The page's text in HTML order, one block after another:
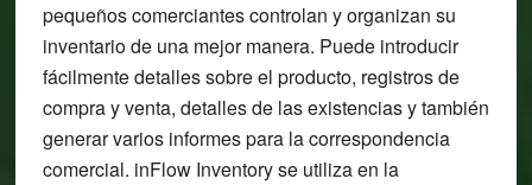
pequeños comerciantes controlan y organizan su
inventario de una mejor manera. Puede introducir
fácilmente detalles sobre el producto, registros de
compra y venta, detalles de las existencias y también
generar varios informes para la correspondencia
comercial. inFlow Inventory se utiliza en la